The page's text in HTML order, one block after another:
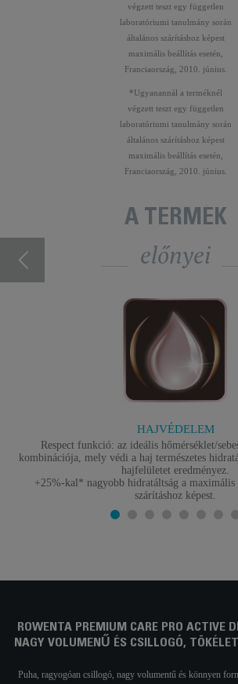
végzett teszt egy független
laboratóriumi tanulmány során
általános szárításhoz képest
maximális beállítás esetén,
Franciaország, 2010. június.
*Ugyanannál a terméknél
végzett teszt egy független
laboratóriumi tanulmány során
általános szárításhoz képest
maximális beállítás esetén,
Franciaország, 2010. június.
A TERMÉK
előnyei
HAJVÉDELEM
Respect funkció: az ideális hőmérséklet/
kombinációja, mely védi a haj természetes
hajfelületet eredményez.
+25%-kal* nagyobb hidratáltság a maximális
szárításhoz képest.
ROWENTA PREMIUM CARE PRO ACTIVE
NAGY VOLUMENŰ ÉS CSILLOGÓ,
Puha, ragyogóan csillogó, nagy volumentű és könnyen